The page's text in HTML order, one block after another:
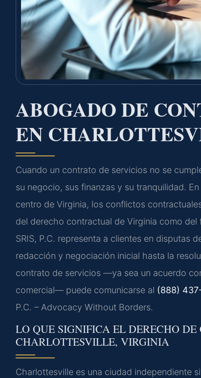
ABOGADO DE
EN
Cuando un contrato de servicios no se
su negocio, sus finanzas y su tranquilidad.
centro de Virginia, los conflictos
del derecho contractual de Virginia como
SRIS, P.C. representa a clientes en disputas
redacción y negociación inicial hasta la
contrato de servicios —ya sea un acuerdo
comercial— puede comunicarse al (888)
P.C. – Advocacy Without Borders.
LO QUE SIGNIFICA EL DERECHO
CHARLOTTESVILLE, VIRGINIA
Charlottesville es una ciudad independiente